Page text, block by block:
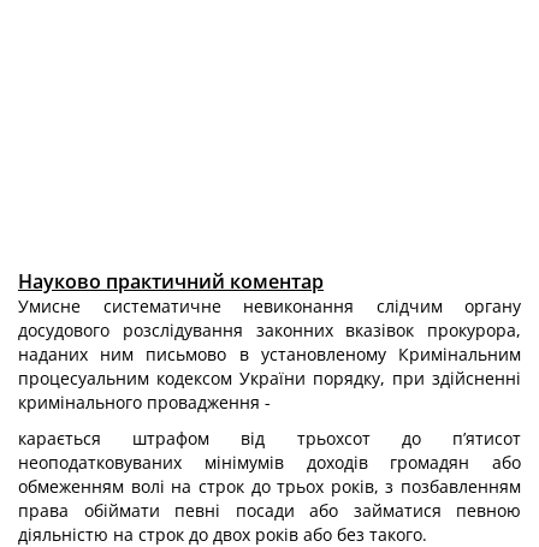
Науково практичний коментар
Умисне систематичне невиконання слідчим органу
досудового розслідуван­ня законних вказівок прокурора,
наданих ним письмово в установленому Кри­мінальним
процесуальним кодексом України порядку, при здійсненні
криміналь­ного провадження -
карається штрафом від трьохсот до п’ятисот
неоподатковуваних мінімумів доходів громадян або
обмеженням волі на строк до трьох років, з позбавленням
права обіймати певні посади або займатися певною
діяльністю на строк до двох років або без такого.